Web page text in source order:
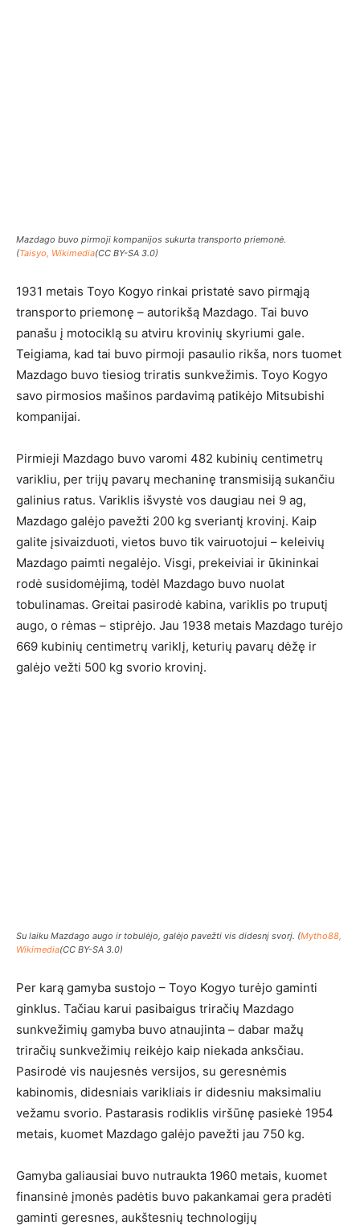
Mazdago buvo pirmoji kompanijos sukurta transporto priemonė.
(Taisyo, Wikimedia(CC BY-SA 3.0)
1931 metais Toyo Kogyo rinkai pristatė savo pirmąją
transporto priemonę – autorikšą Mazdago. Tai buvo
panašu į motociklą su atviru krovinių skyriumi gale.
Teigiama, kad tai buvo pirmoji pasaulio rikša, nors tuomet
Mazdago buvo tiesiog triratis sunkvežimis. Toyo Kogyo
savo pirmosios mašinos pardavimą patikėjo Mitsubishi
kompanijai.
Pirmieji Mazdago buvo varomi 482 kubinių centimetrų
varikliu, per trijų pavarų mechaninę transmisiją sukančiu
galinius ratus. Variklis išvystė vos daugiau nei 9 ag,
Mazdago galėjo pavežti 200 kg sveriantį krovinį. Kaip
galite įsivaizduoti, vietos buvo tik vairuotojui – keleivių
Mazdago paimti negalėjo. Visgi, prekeiviai ir ūkininkai
rodė susidomėjimą, todėl Mazdago buvo nuolat
tobulinamas. Greitai pasirodė kabina, variklis po truputį
augo, o rėmas – stiprėjo. Jau 1938 metais Mazdago turėjo
669 kubinių centimetrų variklį, keturių pavarų dėžę ir
galėjo vežti 500 kg svorio krovinį.
Su laiku Mazdago augo ir tobulėjo, galėjo pavežti vis didesnį svorį. (Mytho88,
Wikimedia(CC BY-SA 3.0)
Per karą gamyba sustojo – Toyo Kogyo turėjo gaminti
ginklus. Tačiau karui pasibaigus triračių Mazdago
sunkvežimių gamyba buvo atnaujinta – dabar mažų
triračių sunkvežimių reikėjo kaip niekada anksčiau.
Pasirodė vis naujesnės versijos, su geresnėmis
kabinomis, didesniais varikliais ir didesniu maksimaliu
vežamu svorio. Pastarasis rodiklis viršūnę pasiekė 1954
metais, kuomet Mazdago galėjo pavežti jau 750 kg.
Gamyba galiausiai buvo nutraukta 1960 metais, kuomet
finansinė įmonės padėtis buvo pakankamai gera pradėti
gaminti geresnes, aukštesnių technologijų